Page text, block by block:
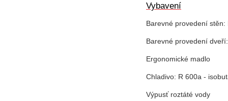
Vybavení
Barevné provedení stěn:
Barevné provedení
Ergonomické madlo
Chladivo: R 600a -
Výpusť roztáté vody